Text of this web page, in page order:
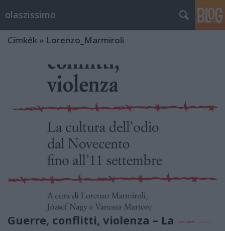
olaszissimo
Címkék » Lorenzo_Marmiroli
Guerre, conflitti, violenza – La